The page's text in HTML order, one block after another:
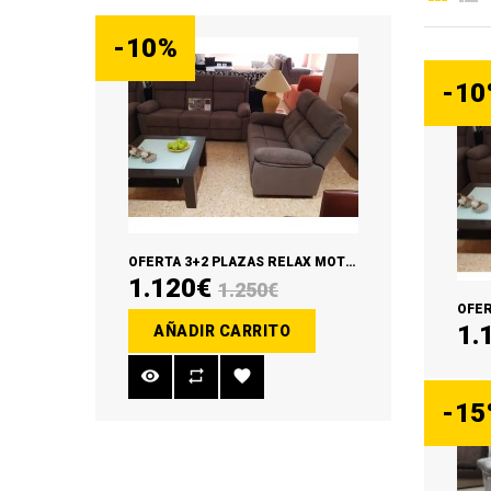
-10%
OFERTA 3+2 PLAZAS RELAX MOTORIZADO 3 PLAZAS / FIJO 2 PLAZAS
1.120€ 1.250€
AÑADIR CARRITO
-
-